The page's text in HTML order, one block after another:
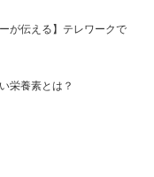
が伝える】テレワークで
栄養素とは？